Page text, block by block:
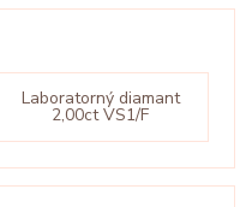
Laboratorný diamant
2,00ct VS1/F